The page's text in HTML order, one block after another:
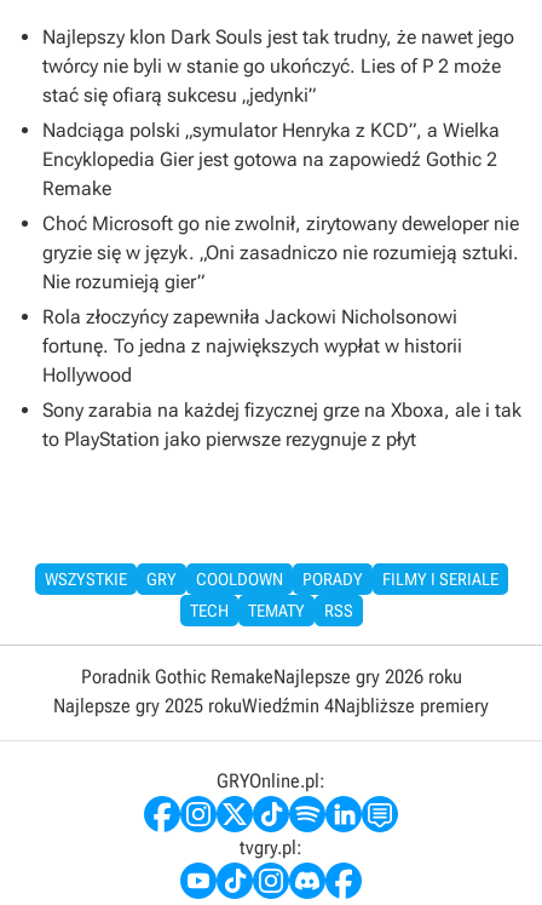
Najlepszy klon Dark Souls jest tak trudny, że nawet jego
twórcy nie byli w stanie go ukończyć. Lies of P 2 może
stać się ofiarą sukcesu „jedynki”
Nadciąga polski „symulator Henryka z KCD”, a Wielka
Encyklopedia Gier jest gotowa na zapowiedź Gothic 2
Remake
Choć Microsoft go nie zwolnił, zirytowany deweloper nie
gryzie się w język. „Oni zasadniczo nie rozumieją sztuki.
Nie rozumieją gier”
Rola złoczyńcy zapewniła Jackowi Nicholsonowi
fortunę. To jedna z największych wypłat w historii
Hollywood
Sony zarabia na każdej fizycznej grze na Xboxa, ale i tak
to PlayStation jako pierwsze rezygnuje z płyt
WSZYSTKIE GRY COOLDOWN PORADY
FILMY I SERIALE
TECH
TEMATY RSS
Poradnik Gothic RemakeNajlepsze gry 2026 roku
Najlepsze gry 2025 rokuWiedźmin 4Najbliższe premiery
GRYOnline.pl:
tvgry.pl: